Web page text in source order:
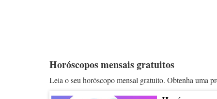
Horóscopos mensais gratuitos
Leia o seu horóscopo mensal gratuito. Obtenha uma